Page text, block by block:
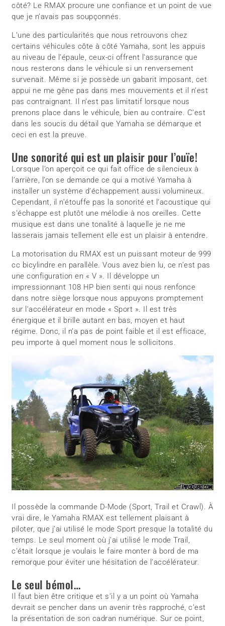
côté? Le RMAX procure une confiance et un point de vue
que je n’avais pas soupçonnés.
L’une des particularités que nous retrouvons chez
certains véhicules côte à côté Yamaha, sont les appuis
au niveau de l’épaule, ceux-ci offrent l’assurance que
nous resterons dans le véhicule si un renversement
survenait. Même si je possède un gabarit imposant, cet
appui ne me gêne pas dans mes mouvements et il n’est
pas contraignant. Il n’est pas limitatif lorsque nous
prenons place dans le véhicule, bien au contraire. C’est
dans les soucis du détail que Yamaha se démarque et
ceci en est la preuve.
Une sonorité qui est un plaisir pour l’ouïe!
Lorsque l’on aperçoit ce qui fait office de silencieux à
l’arrière, l’on se demande ce qui a motivé Yamaha à
installer un système d’échappement aussi volumineux.
Cependant, il n’étouffe pas la sonorité et l’acoustique qui
s’échappe est plutôt une mélodie à nos oreilles. Cette
musique est dans une tonalité à laquelle je ne me
lasserais jamais tellement elle est un plaisir à entendre.
La motorisation du RMAX est un puissant moteur de 999
cc bicylindre en parallèle. Vous avez bien lu, ce n’est pas
une configuration en « V ». Il développe un
impressionnant 108 HP bien senti qui nous renfonce
dans notre siège lorsque nous appuyons promptement
sur l’accélérateur en mode « Sport ». Il est très
énergique et il brille autant en bas, moyen et haut
régime. Donc, il n’a pas de point faible et il est efficace,
peu importe à quel moment nous le sollicitons.
Il possède la commande D-Mode (Sport, Trail et Crawl). À
vrai dire, le Yamaha RMAX est tellement plaisant à
piloter, que j’ai utilisé le mode Sport presque la totalité du
temps. Le seul moment où j’ai utilisé le mode Trail,
c’était lorsque je voulais le faire monter à bord de ma
remorque pour éviter une hésitation de l’accélérateur.
Le seul bémol…
Il faut bien être critique et s’il y a un point où Yamaha
devrait se pencher dans un avenir très rapproché, c’est
la présentation de son cadran numérique. Sur ce point,